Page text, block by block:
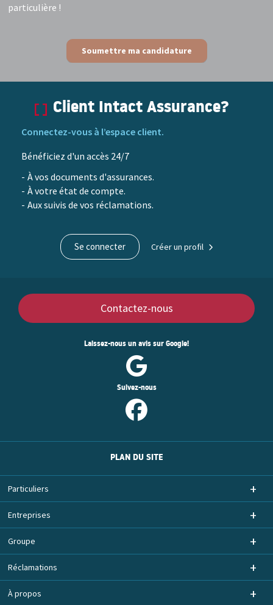
particulière !
Soumettre ma candidature
Contactez-nous
Client Intact Assurance?
Connectez-vous à l’espace client.
Bénéficiez d'un accès 24/7
À vos documents d'assurances.
À votre état de compte.
Aux suivis de vos réclamations.
Se connecter Créer un profil
Laissez-nous un avis sur Google!
Suivez-nous
PLAN DU SITE
Particuliers
Entreprises
Groupe
Réclamations
À propos